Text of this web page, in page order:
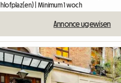
| Minimum 1 woch
Annonce ugewisen